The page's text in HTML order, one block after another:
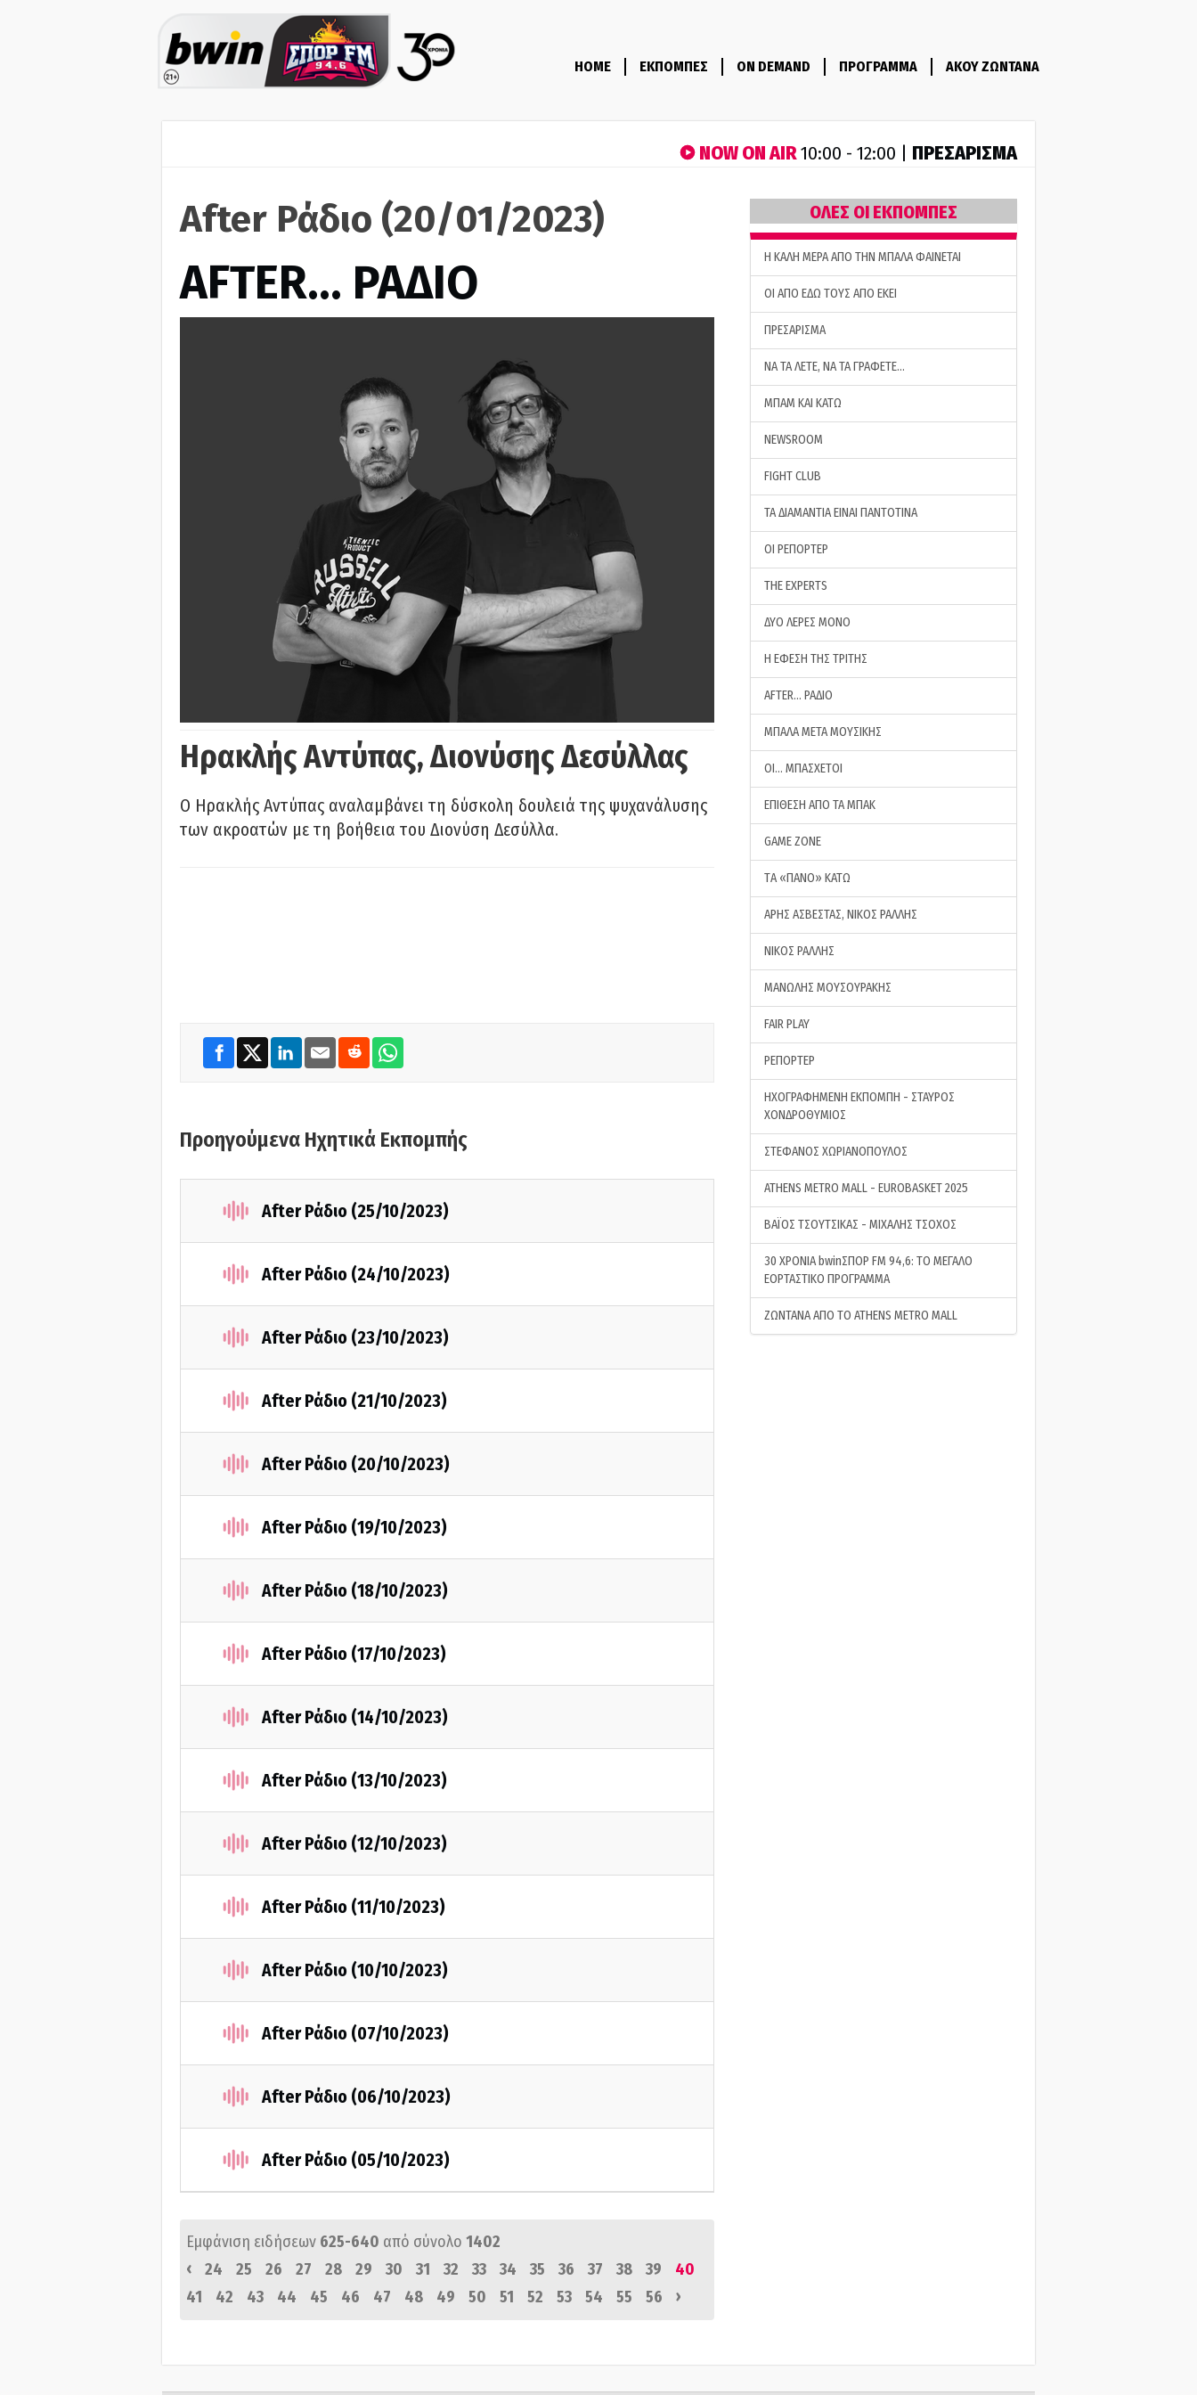
HOME ΕΚΠΟΜΠΕΣ ON DEMAND ΠΡΟΓΡΑΜΜΑ ΑΚΟΥ ΖΩΝΤΑΝΑ
NOW ON AIR10:00 - 12:00 | ΠΡΕΣΑΡΙΣΜΑ
After Ράδιο (20/01/2023)
AFTER… ΡΑΔΙΟ
Ηρακλής Αντύπας, Διονύσης Δεσύλλας
Ο Ηρακλής Αντύπας αναλαμβάνει τη δύσκολη δουλειά της ψυχανάλυσης
των ακροατών με τη βοήθεια του Διονύση Δεσύλλα.
Προηγούμενα Ηχητικά Εκπομπής
After Ράδιο (25/10/2023)
After Ράδιο (24/10/2023)
After Ράδιο (23/10/2023)
After Ράδιο (21/10/2023)
After Ράδιο (20/10/2023)
After Ράδιο (19/10/2023)
After Ράδιο (18/10/2023)
After Ράδιο (17/10/2023)
After Ράδιο (14/10/2023)
After Ράδιο (13/10/2023)
After Ράδιο (12/10/2023)
After Ράδιο (11/10/2023)
After Ράδιο (10/10/2023)
After Ράδιο (07/10/2023)
After Ράδιο (06/10/2023)
After Ράδιο (05/10/2023)
Εμφάνιση ειδήσεων 625-640 από σύνολο 1402
‹
24 25 26 27 28 29 30 31 32 33 34 35 36 37 38 39
40
41
42 43 44 45 46 47 48 49 50 51 52 53 54 55 56 ›
ΟΛΕΣ ΟΙ ΕΚΠΟΜΠΕΣ
H ΚΑΛΗ ΜΕΡΑ ΑΠΟ ΤΗΝ ΜΠΑΛΑ ΦΑΙΝΕΤΑΙ
ΟΙ ΑΠΟ ΕΔΩ ΤΟΥΣ ΑΠΟ ΕΚΕΙ
ΠΡΕΣΑΡΙΣΜΑ
ΝΑ ΤΑ ΛΕΤΕ, ΝΑ ΤΑ ΓΡΑΦΕΤΕ…
ΜΠΑΜ ΚΑΙ ΚΑΤΩ
NEWSROOM
FIGHT CLUB
ΤΑ ΔΙΑΜΑΝΤΙΑ ΕΙΝΑΙ ΠΑΝΤΟΤΙΝΑ
ΟΙ ΡΕΠΟΡΤΕΡ
THE EXPERTS
ΔΥΟ ΛΕΡΕΣ ΜΟΝΟ
Η ΕΦΕΣΗ ΤΗΣ ΤΡΙΤΗΣ
AFTER… ΡΑΔΙΟ
ΜΠΑΛΑ ΜΕΤΑ ΜΟΥΣΙΚΗΣ
ΟΙ… ΜΠΑΣΧΕΤΟΙ
ΕΠΙΘΕΣΗ ΑΠΟ ΤΑ ΜΠΑΚ
GAME ZONE
ΤA «ΠΑΝΟ» ΚΑΤΩ
ΑΡΗΣ ΑΣΒΕΣΤΑΣ, ΝΙΚΟΣ ΡΑΛΛΗΣ
ΝΙΚΟΣ ΡΑΛΛΗΣ
ΜΑΝΩΛΗΣ ΜΟΥΣΟΥΡΑΚΗΣ
FAIR PLAY
ΡΕΠΟΡΤΕΡ
ΗΧΟΓΡΑΦΗΜΕΝΗ ΕΚΠΟΜΠΗ - ΣΤΑΥΡΟΣ
ΧΟΝΔΡΟΘΥΜΙΟΣ
ΣΤΕΦΑΝΟΣ ΧΩΡΙΑΝΟΠΟΥΛΟΣ
ATHENS METRO MALL - EUROBASKET 2025
ΒΑΪΟΣ ΤΣΟΥΤΣΙΚΑΣ - ΜΙΧΑΛΗΣ ΤΣΟΧΟΣ
30 ΧΡΟΝΙΑ bwinΣΠΟΡ FM 94,6: ΤΟ ΜΕΓΑΛΟ
ΕΟΡΤΑΣΤΙΚΟ ΠΡΟΓΡΑΜΜΑ
ΖΩΝΤΑΝΑ ΑΠΟ ΤΟ ATHENS METRO MALL